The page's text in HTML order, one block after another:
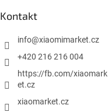
Kontakt
info@xiaomimarket.cz
+420 216 216 004
https://fb.com/xiaomark
et.cz
xiaomarket.cz